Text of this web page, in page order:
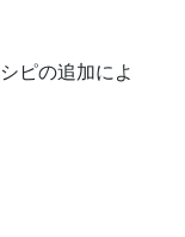
ピの追加によ